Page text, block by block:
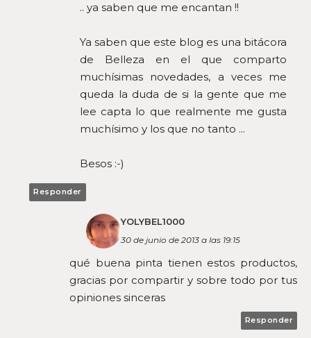
.. ya saben que me encantan !!
Ya saben que este blog es una bitácora
de Belleza en el que comparto
muchísimas novedades, a veces me
queda la duda de si la gente que me
lee capta lo que realmente me gusta
muchísimo y los que no tanto ...
Besos :-)
Responder
YOLYBEL1000
30 de junio de 2013 a las 19:15
qué buena pinta tienen estos productos,
gracias por compartir y sobre todo por tus
opiniones sinceras
Responder